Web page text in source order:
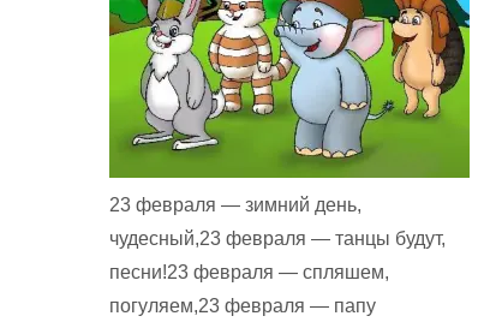
23 февраля — зимний день,
чудесный,23 февраля — танцы будут,
песни!23 февраля — спляшем,
погуляем,23 февраля — папу